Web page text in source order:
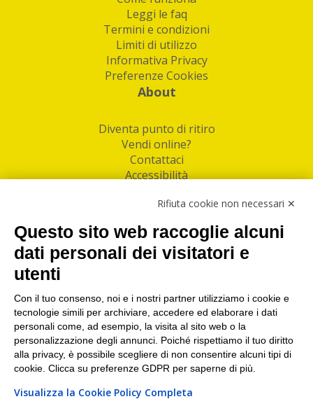
Leggi le faq
Termini e condizioni
Limiti di utilizzo
Informativa Privacy
Preferenze Cookies
About
Diventa punto di ritiro
Vendi online?
Contattaci
Accessibilità
Facebook
Linkedin
I nostri punti di ritiro e spedizione pacchi nelle
maggiori città italiane
Torino|Milano|Roma|Bologna|Firenze| Genova
Napoli|Varese
Rifiuta cookie non necessari ✕
Questo sito web raccoglie alcuni
dati personali dei visitatori e
utenti
Con il tuo consenso, noi e i nostri partner utilizziamo i cookie e
tecnologie simili per archiviare, accedere ed elaborare i dati
personali come, ad esempio, la visita al sito web o la
personalizzazione degli annunci. Poiché rispettiamo il tuo diritto
alla privacy, è possibile scegliere di non consentire alcuni tipi di
cookie. Clicca su preferenze GDPR per saperne di più.
Visualizza la Cookie Policy Completa